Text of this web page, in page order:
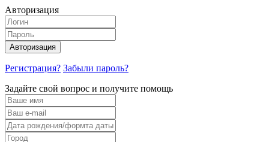
Авторизация
Авторизация
Регистрация? Забыли пароль?
Задайте свой вопрос и получите помощь